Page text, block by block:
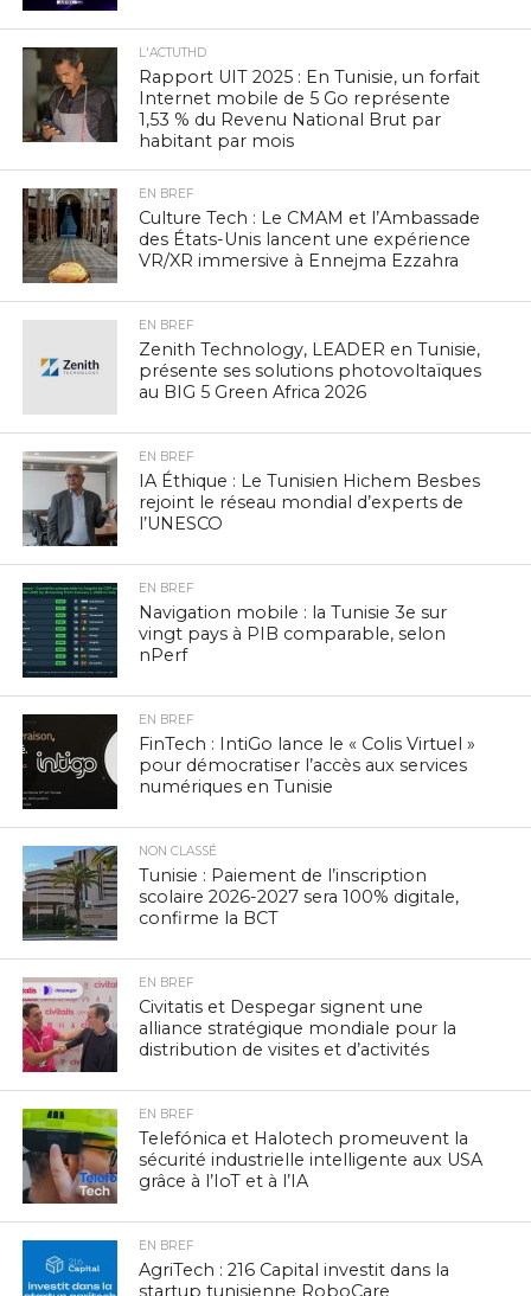
L'ACTUTHD
Rapport UIT 2025 : En Tunisie, un forfait
Internet mobile de 5 Go représente
1,53 % du Revenu National Brut par
habitant par mois
EN BREF
Culture Tech : Le CMAM et l’Ambassade
des États-Unis lancent une expérience
VR/XR immersive à Ennejma Ezzahra
EN BREF
Zenith Technology, LEADER en Tunisie,
présente ses solutions photovoltaïques
au BIG 5 Green Africa 2026
EN BREF
IA Éthique : Le Tunisien Hichem Besbes
rejoint le réseau mondial d’experts de
l’UNESCO
EN BREF
Navigation mobile : la Tunisie 3e sur
vingt pays à PIB comparable, selon
nPerf
EN BREF
FinTech : IntiGo lance le « Colis Virtuel »
pour démocratiser l’accès aux services
numériques en Tunisie
NON CLASSÉ
Tunisie : Paiement de l’inscription
scolaire 2026-2027 sera 100% digitale,
confirme la BCT
EN BREF
Civitatis et Despegar signent une
alliance stratégique mondiale pour la
distribution de visites et d’activités
EN BREF
Telefónica et Halotech promeuvent la
sécurité industrielle intelligente aux USA
grâce à l’IoT et à l’IA
EN BREF
AgriTech : 216 Capital investit dans la
startup tunisienne RoboCare